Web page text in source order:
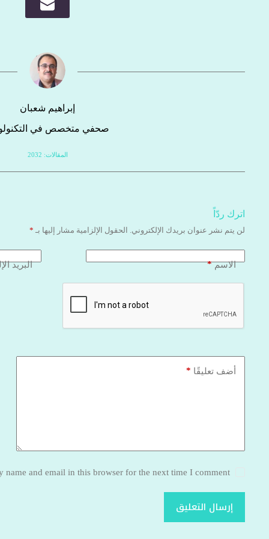
إبراهيم شعبان
صحفي متخصص في
المقالات: 2032
اترك ردّاً
لن يتم نشر عنوان بريدك الإلكتروني. الحقول الإلزامية مشار إليها بـ *
الاسم* البريد
أضف تعليقًا *
name and email in this browser for the next time I comment.
إرسال التعليق